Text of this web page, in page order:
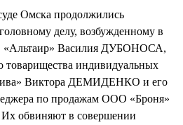
Омска продолжились
делу, возбужденному в
Василия ДУБОНОСА,
товарищества индивидуальных
Виктора ДЕМИДЕНКО и его
по продажам ООО «Броня»
обвиняют в совершении